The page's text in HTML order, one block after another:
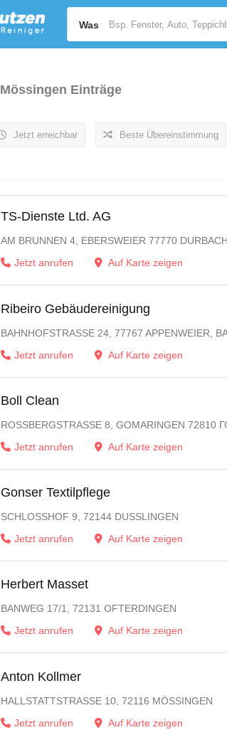
Was
Mössingen Einträge
Jetzt erreichbar Beste Übereinstimmung
TS-Dienste Ltd. AG
AM BRUNNEN 4, EBERSWEIER 77770
Jetzt anrufen
Auf Karte zeigen
Ribeiro Gebäudereinigung
BAHNHOFSTRASSE 24, 77767 APPENWEIER,
Jetzt anrufen
Auf Karte zeigen
Boll Clean
ROSSBERGSTRASSE 8, GOMARINGEN 72810
Jetzt anrufen
Auf Karte zeigen
Gonser Textilpflege
SCHLOSSHOF 9, 72144 DUSSLINGEN
Jetzt anrufen
Auf Karte zeigen
Herbert Masset
BANWEG 17/1, 72131 OFTERDINGEN
Jetzt anrufen
Auf Karte zeigen
Anton Kollmer
HALLSTATTSTRASSE 10, 72116 MÖSSINGEN
Jetzt anrufen
Auf Karte zeigen